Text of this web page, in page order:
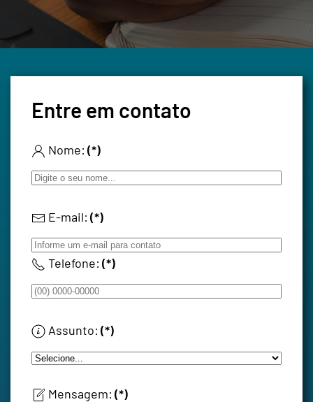
Entre em contato
Nome: (*)
E-mail: (*)
Telefone: (*)
Assunto: (*)
Mensagem: (*)